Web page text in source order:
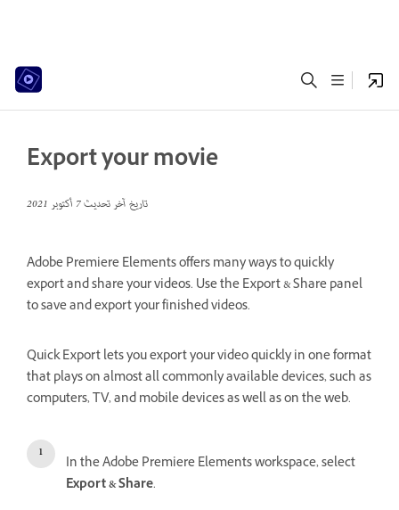
Export your movie
تاريخ آخر تحديث7 أكتوبر 2021
Adobe Premiere Elements offers many ways to quickly
export and share your videos. Use the Export & Share panel
to save and export your finished videos.
Quick Export lets you export your video quickly in one format
that plays on almost all commonly available devices, such as
computers, TV, and mobile devices as well as on the web.
In the Adobe Premiere Elements workspace, select
Export & Share.